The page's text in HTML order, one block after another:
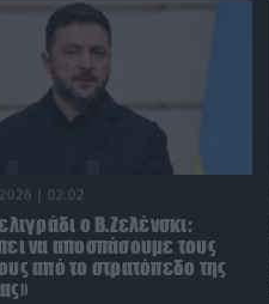
| 02:02
ο Β.Ζελένσκι:
να αποσπάσουμε τους
από το στρατόπεδο της